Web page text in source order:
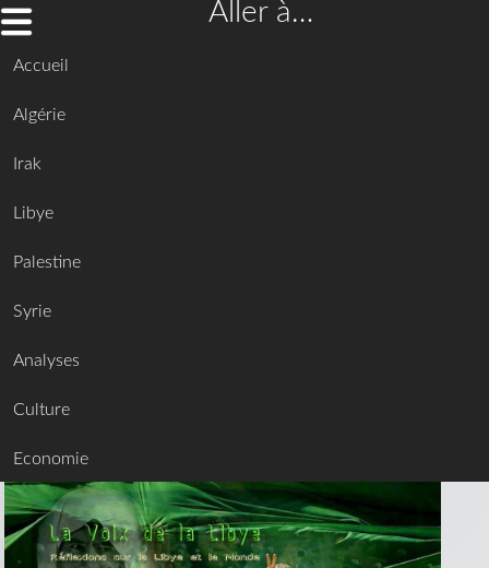
Aller à…
Accueil
Algérie
Irak
Libye
Palestine
Syrie
Analyses
Culture
Economie